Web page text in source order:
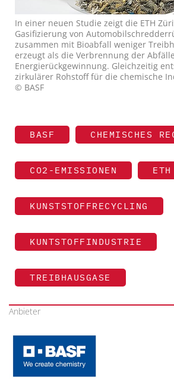
In einer neuen Studie zeigt die ETH
Gasifizierung von
zusammen mit Bioabfall weniger
erzeugt als die Verbrennung der
Energierückgewinnung. Gleichzeitig
zirkulärer Rohstoff für die chemische
© BASF
BASF CHEMISCHES
CO2-EMISSIONEN
KUNSTSTOFFRECYCLING
KUNTSTOFFINDUSTRIE
TREIBHAUSGASE
Anbieter